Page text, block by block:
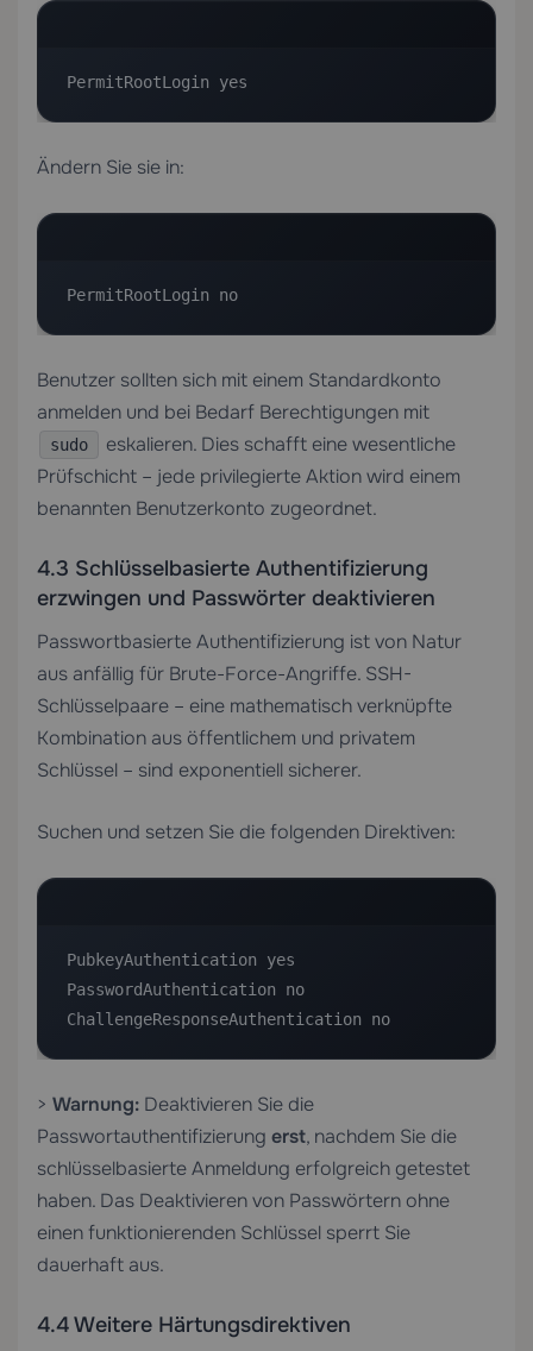
PermitRootLogin yes
Ändern Sie sie in:
PermitRootLogin no
Benutzer sollten sich mit einem Standardkonto
anmelden und bei Bedarf Berechtigungen mit
sudo
eskalieren. Dies schafft eine wesentliche
Prüfschicht – jede privilegierte Aktion wird einem
benannten Benutzerkonto zugeordnet.
4.3 Schlüsselbasierte Authentifizierung
erzwingen und Passwörter deaktivieren
Passwortbasierte Authentifizierung ist von Natur
aus anfällig für Brute-Force-Angriffe. SSH-
Schlüsselpaare – eine mathematisch verknüpfte
Kombination aus öffentlichem und privatem
Schlüssel – sind exponentiell sicherer.
Suchen und setzen Sie die folgenden Direktiven:
PubkeyAuthentication yes
PasswordAuthentication no
ChallengeResponseAuthentication no
> Warnung: Deaktivieren Sie die
Passwortauthentifizierung erst, nachdem Sie die
schlüsselbasierte Anmeldung erfolgreich getestet
haben. Das Deaktivieren von Passwörtern ohne
einen funktionierenden Schlüssel sperrt Sie
dauerhaft aus.
4.4 Weitere Härtungsdirektiven